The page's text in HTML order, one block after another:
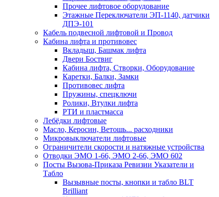
Прочее лифтовое оборудование
Этажные Переключатели ЭП-1140, датчики
ДПЭ-101
Кабель подвесной лифтовой и Провод
Кабина лифта и противовес
Вкладыш, Башмак лифта
Двери Боствиг
Кабина лифта, Створки, Оборудование
Каретки, Балки, Замки
Противовес лифта
Пружины, спецключи
Ролики, Втулки лифта
РТИ и пластмасса
Лебёдки лифтовые
Масло, Керосин, Ветошь... расходники
Микровыключатели лифтовые
Ограничители скорости и натяжные устройства
Отводки ЭМО 1-66, ЭМО 2-66, ЭМО 602
Посты Вызова-Приказа Ревизии Указатели и
Табло
Вызывные посты, кнопки и табло BLT
Brilliant